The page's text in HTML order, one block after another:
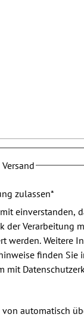
zulassen*
einverstanden,
der Verarbeitung
werden. Weitere
finden Sie
mit
von automatisch